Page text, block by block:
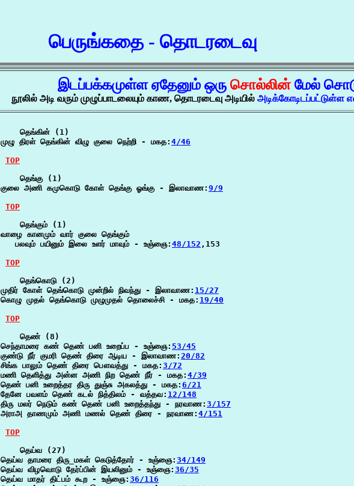
பெருங்கதை - தொடரடைவு
இடப்பக்கமுள்ள ஏதேனும் ஒரு சொல்லின்மேல்
நூலில் அடி வரும் முழுப்பாடலையும் காண, தொடரடைவு அடியில்
    தெங்கின் (1)
முழு திரள் தெங்கின் விழு குலை நெற்றி - மகத: 4/46
TOP
    தெங்கு (1)
குலை அணி கமுகொடு கோள் தெங்கு ஓங்கு - இலாவாண: 9/9
TOP
    தெங்கும் (1)
வாழை கானமும் வார் குலை தெங்கும்
   பலவும் பயினும் இலை உளர் மாவும் - உஞ்ஞை:
48/152 ,153
TOP
    தெங்கொடு (2)
முதிர் கோள் தெங்கொடு முன்றில் நிவந்து - இலாவாண: 15/27
கொழு முதல் தெங்கொடு முழுமுதல் தொலைச்சி - மகத: 19/40
TOP
    தெண் (8)
செந்தாமரை கண் தெண் பனி உறைப்ப - உஞ்ஞை: 53/45
குண்டு நீர் குமரி தெண் திரை ஆடிய - இலாவாண: 20/82
சிங்க பாலும் தெண் திரை பௌவத்து - மகத: 3/72
மணி தெளித்து அன்ன அணி நிற தெண் நீர் - மகத: 4/39
தெண் பனி உறைத்தர திரு துஞ்சு அகலத்து - மகத: 6/21
தேனே பவளம் தெண் கடல் நித்திலம் - வத்தவ: 12/148
திரு மலர் நெடும் கண் தெண் பனி உறைத்தந்து - நரவாண: 3/157
அராஅ தாணமும் அணி மணல் தெண் திரை - நரவாண: 4/151
TOP
    தெய்வ (27)
தெய்வ தாமரை திரு_மகள் கெடுத்தோர் - உஞ்ஞை: 34/149
தெய்வ விழவொடு தேர்ப்பின் இயலினும் - உஞ்ஞை: 36/35
தெய்வ மாதர் திட்பம் கூற - உஞ்ஞை: 36/116